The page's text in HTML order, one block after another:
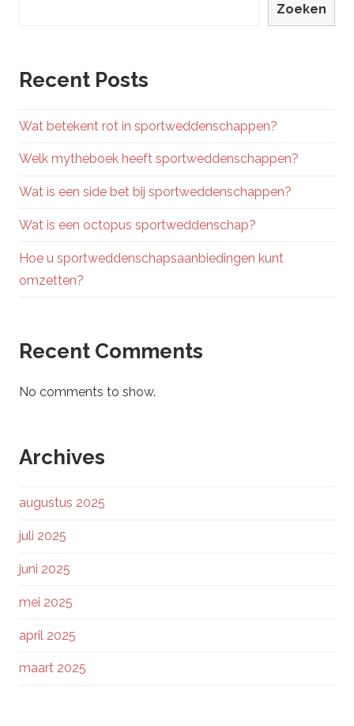
Zoeken
Recent Posts
Wat betekent rot in sportweddenschappen?
Welk mytheboek heeft sportweddenschappen?
Wat is een side bet bij sportweddenschappen?
Wat is een octopus sportweddenschap?
Hoe u sportweddenschapsaanbiedingen kunt
omzetten?
Recent Comments
No comments to show.
Archives
augustus 2025
juli 2025
juni 2025
mei 2025
april 2025
maart 2025